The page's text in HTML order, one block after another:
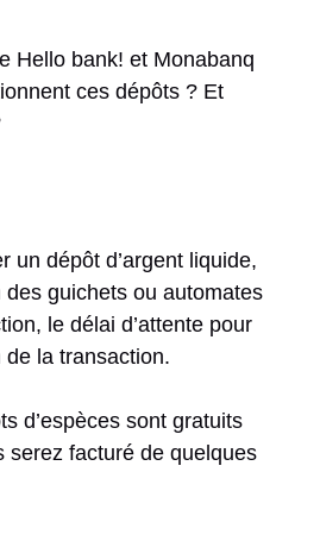
Hello bank! et Monabanq
ces dépôts ? Et
un dépôt d’argent liquide,
des guichets ou automates
le délai d’attente pour
la transaction.
d’espèces sont gratuits
serez facturé de quelques